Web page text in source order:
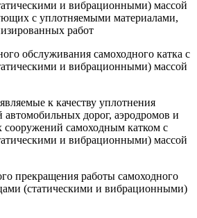
и вибрационными) массой
с уплотняемыми материалами,
работ
обслуживания самоходного катка с
и вибрационными) массой
к качеству уплотнения
дорог, аэродромов и
сооружений самоходным катком с
и вибрационными) массой
прекращения работы самоходного
(статическими и вибрационными)